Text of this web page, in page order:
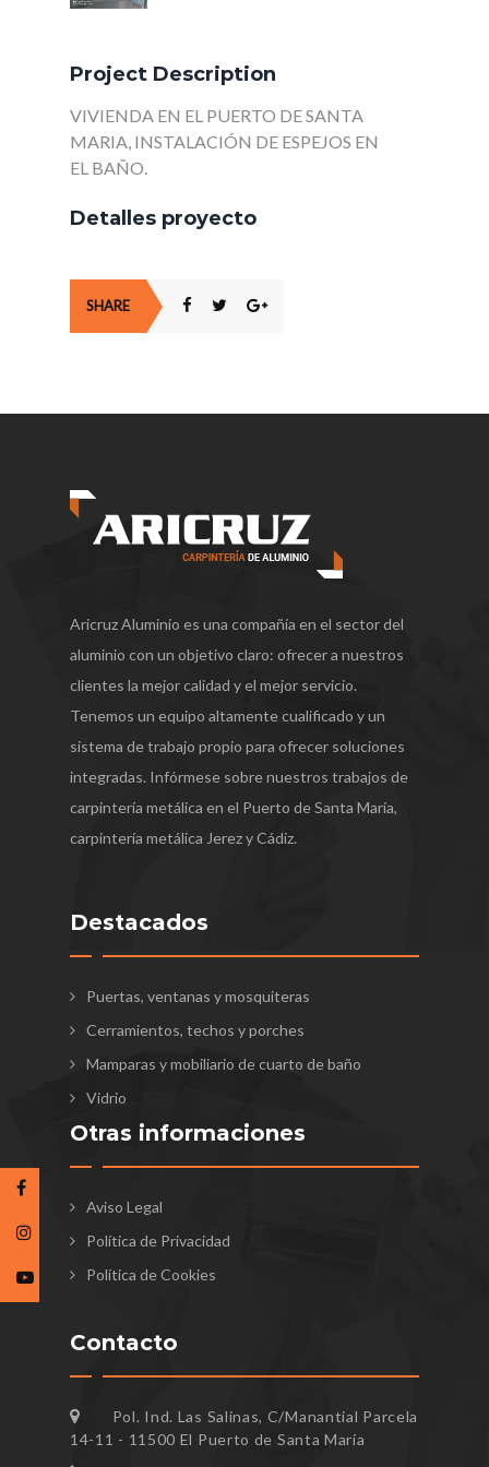
Project Description
VIVIENDA EN EL PUERTO DE SANTA
MARIA, INSTALACIÓN DE ESPEJOS EN
EL BAÑO.
Detalles proyecto
SHARE
Aricruz Aluminio es una compañía en el sector del
aluminio con un objetivo claro: ofrecer a nuestros
clientes la mejor calidad y el mejor servicio.
Tenemos un equipo altamente cualificado y un
sistema de trabajo propio para ofrecer soluciones
integradas. Infórmese sobre nuestros trabajos de
carpintería metálica en el Puerto de Santa María,
carpintería metálica Jerez y Cádiz.
Destacados
Puertas, ventanas y mosquiteras
Cerramientos, techos y porches
Mamparas y mobiliario de cuarto de baño
Vidrio
Otras informaciones
Aviso Legal
Política de Privacidad
Política de Cookies
Contacto
Pol. Ind. Las Salinas, C/Manantial Parcela
14-11 - 11500 El Puerto de Santa María